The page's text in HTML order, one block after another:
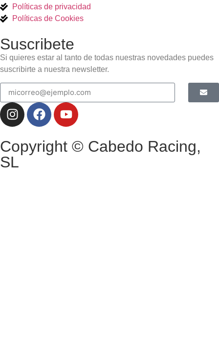
Políticas de privacidad
Políticas de Cookies
Suscribete
Si quieres estar al tanto de todas nuestras novedades puedes
suscribirte a nuestra newsletter.
Copyright © Cabedo Racing,
SL